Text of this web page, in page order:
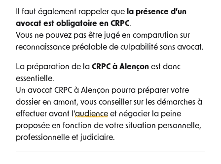
Il faut également rappeler que la présence d’un
avocat est obligatoire en CRPC.
Vous ne pouvez pas être jugé en comparution sur
reconnaissance préalable de culpabilité sans avocat.
La préparation de la CRPC à Alençon est donc
essentielle.
Un avocat CRPC à Alençon pourra préparer votre
dossier en amont, vous conseiller sur les démarches à
effectuer avant l’audience et négocier la peine
proposée en fonction de votre situation personnelle,
professionnelle et judiciaire.